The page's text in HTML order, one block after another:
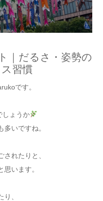
｜だるさ・姿勢の
習慣
です。
しょうか
いですね。
れたりと、
います。
、